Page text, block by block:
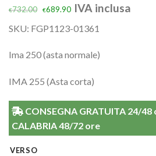
€732.00 €689.90 IVA inclusa
SKU: FGP1123-01361
Ima 250 (asta normale)
IMA 255 (Asta corta)
CONSEGNA GRATUITA 24/48
CALABRIA 48/72 ore
VERSO